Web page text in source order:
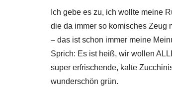
Ich gebe es zu, ich wollte meine
die da immer so komisches Zeug
– das ist schon immer meine
Sprich: Es ist heiß, wir wollen
super erfrischende, kalte
wunderschön grün.